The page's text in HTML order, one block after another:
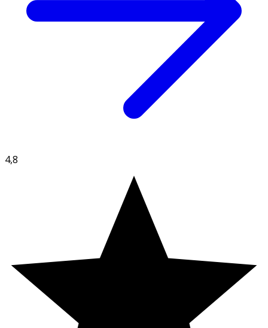
L-Citrullin
25 mg
L-Arginin, L-Citrulin, Växtextrakt Rödbeta (Beta Vulgaris),
Växtextrakt Rosenrotextrakt (Rhodiola rosea),
Magnesium citrat (25mg Magnesium citrat motsvarar
3,5mg aktivt Magnesium), C-vitamin (Askorbinsyra) 31%
av DRI, Fyllnadsmedel (Mikrokristalin cellulosa,
Kalciumkarbonat, Tvärbunden natriumkarboximetyl-
cellulosa, Modifierad potatisstärkelse), Ytbehandlings-
medel (Magnesiumsalter av fettsyror, Hydroxipropyl-
metylcellulosa, Glycerol), Klumpförebyggande medel
4,8